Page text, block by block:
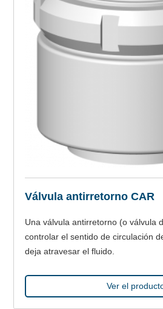
Válvula antirretorno CAR
Una válvula antirretorno (o válvula
controlar el sentido de circulación
deja atravesar el fluido.
Ver el